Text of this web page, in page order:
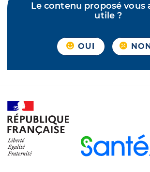
Le contenu proposé vous
utile ?
OUI NON